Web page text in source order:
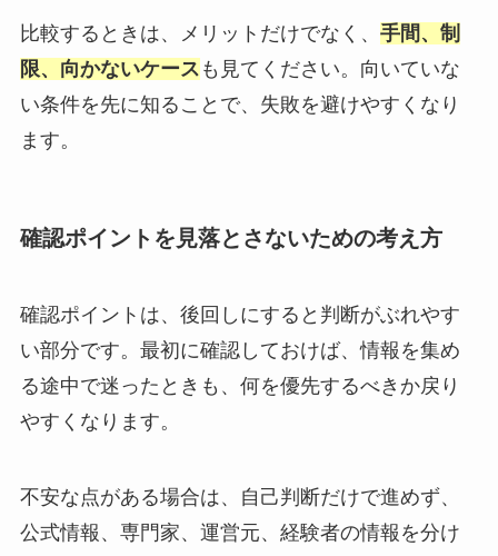
比較するときは、メリットだけでなく、 手間、制
限、向かないケース も見てください。向いていな
い条件を先に知ることで、失敗を避けやすくなり
ます。
確認ポイントを見落とさないための考え方
確認ポイントは、後回しにすると判断がぶれやす
い部分です。最初に確認しておけば、情報を集め
る途中で迷ったときも、何を優先するべきか戻り
やすくなります。
不安な点がある場合は、自己判断だけで進めず、
公式情報、専門家、運営元、経験者の情報を分け